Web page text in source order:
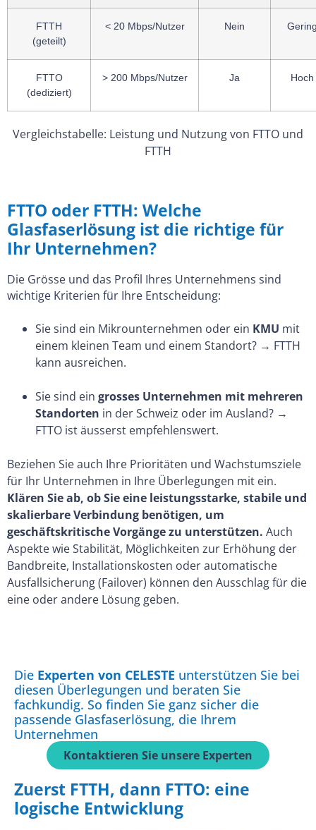
FTTH
(geteilt)
< 20 Mbps/Nutzer Nein
FTTO
(dediziert)
> 200 Mbps/Nutzer Ja Hoch
Vergleichstabelle: Leistung und Nutzung von FTTO und
FTTH
FTTO oder FTTH: Welche
Glasfaserlösung ist die richtige für
Ihr Unternehmen?
Die Grösse und das Profil Ihres Unternehmens sind
wichtige Kriterien für Ihre Entscheidung:
Sie sind ein Mikrounternehmen oder ein KMU mit
einem kleinen Team und einem Standort? → FTTH
kann ausreichen.
Sie sind ein grosses Unternehmen mit mehreren
Standorten in der Schweiz oder im Ausland? →
FTTO ist äusserst empfehlenswert.
Beziehen Sie auch Ihre Prioritäten und Wachstumsziele
für Ihr Unternehmen in Ihre Überlegungen mit ein.
Klären Sie ab, ob Sie eine leistungsstarke, stabile und
skalierbare Verbindung benötigen, um
geschäftskritische Vorgänge zu unterstützen. Auch
Aspekte wie Stabilität, Möglichkeiten zur Erhöhung der
Bandbreite, Installationskosten oder automatische
Ausfallsicherung (Failover) können den Ausschlag für die
eine oder andere Lösung geben.
Die Experten von CELESTE unterstützen Sie bei
diesen Überlegungen und beraten Sie
fachkundig. So finden Sie ganz sicher die
passende Glasfaserlösung, die Ihrem
Unternehmen
Kontaktieren Sie unsere Experten
Zuerst FTTH, dann FTTO: eine
logische Entwicklung